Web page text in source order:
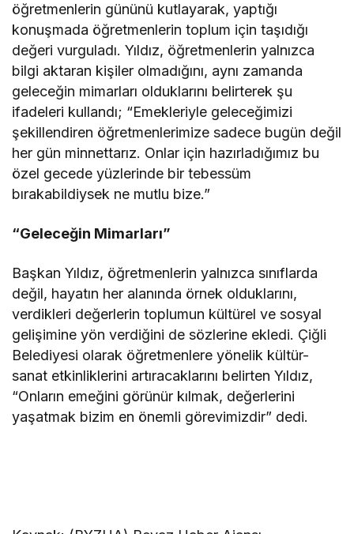
öğretmenlerin gününü kutlayarak, yaptığı
konuşmada öğretmenlerin toplum için taşıdığı
değeri vurguladı. Yıldız, öğretmenlerin yalnızca
bilgi aktaran kişiler olmadığını, aynı zamanda
geleceğin mimarları olduklarını belirterek şu
ifadeleri kullandı; “Emekleriyle geleceğimizi
şekillendiren öğretmenlerimize sadece bugün değil
her gün minnettarız. Onlar için hazırladığımız bu
özel gecede yüzlerinde bir tebessüm
bırakabildiysek ne mutlu bize.”
“Geleceğin Mimarları”
Başkan Yıldız, öğretmenlerin yalnızca sınıflarda
değil, hayatın her alanında örnek olduklarını,
verdikleri değerlerin toplumun kültürel ve sosyal
gelişimine yön verdiğini de sözlerine ekledi. Çiğli
Belediyesi olarak öğretmenlere yönelik kültür-
sanat etkinliklerini artıracaklarını belirten Yıldız,
“Onların emeğini görünür kılmak, değerlerini
yaşatmak bizim en önemli görevimizdir” dedi.